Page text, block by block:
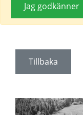
Jag godkänner
Tillbaka